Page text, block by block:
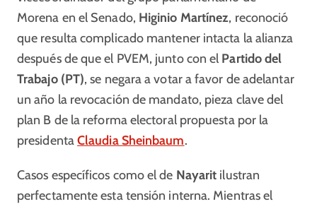
Morena en el Senado, Higinio Martínez, reconoció
que resulta complicado mantener intacta la alianza
después de que el PVEM, junto con el Partido del
Trabajo (PT), se negara a votar a favor de adelantar
un año la revocación de mandato, pieza clave del
plan B de la reforma electoral propuesta por la
presidentaClaudia Sheinbaum.
Casos específicos como el de Nayarit ilustran
perfectamente esta tensión interna. Mientras el